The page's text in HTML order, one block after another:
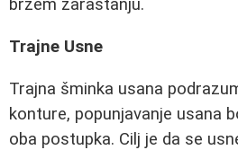
bržem zarastanju.
Trajne Usne
Trajna šminka usana
konture, popunjavanje usana
oba postupka. Cilj je da se